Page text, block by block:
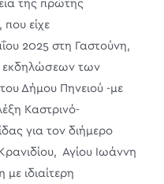
της πρώτης
είχε
2025 στη Γαστούνη,
εκδηλώσεων των
Δήμου Πηνειού -με
Καστρινό-
για τον διήμερο
Αγίου Ιωάννη
ιδιαίτερη